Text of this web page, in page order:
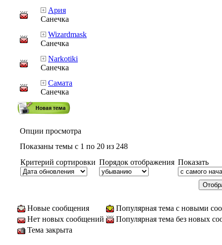
Ария
Санечка
Wizardmask
Санечка
Narkotiki
Санечка
Самата
Санечка
Опции просмотра
Показаны темы с 1 по 20 из 248
Критерий сортировки Порядок отображения Показать
Новые сообщения
Популярная тема с новыми
Нет новых сообщений
Популярная тема без новых
Тема закрыта